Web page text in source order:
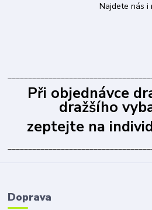
Najdete nás i
Při objednávce
dražšího
zeptejte na
Doprava